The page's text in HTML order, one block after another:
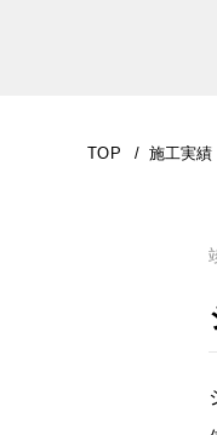
TOP / 施工実績